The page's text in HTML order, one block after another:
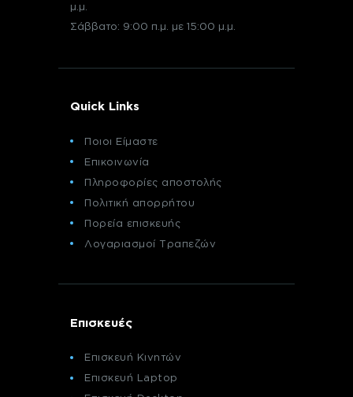
μ.μ.
Σάββατο: 9:00 π.μ. με 15:00 μ.μ.
Quick Links
Ποιοι Είμαστε
Επικοινωνία
Πληροφορίες αποστολής
Πολιτική απορρήτου
Πορεία επισκευής
Λογαριασμοί Τραπεζών
Επισκευές
Επισκευή Κινητών
Επισκευή Laptop